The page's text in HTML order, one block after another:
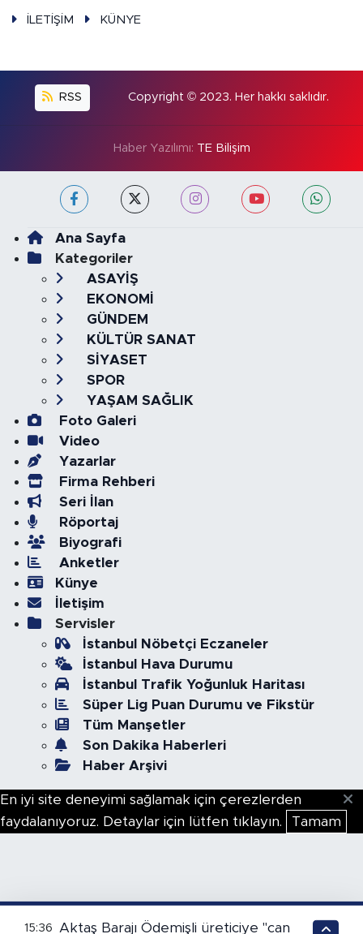
İLETİŞİM KÜNYE
RSS Copyright © 2023. Her hakkı saklıdır.
Haber Yazılımı: TE Bilişim
Ana Sayfa
Kategoriler
ASAYİŞ
EKONOMİ
GÜNDEM
KÜLTÜR SANAT
SİYASET
SPOR
YAŞAM SAĞLIK
Foto Galeri
Video
Yazarlar
Firma Rehberi
Seri İlan
Röportaj
Biyografi
Anketler
Künye
İletişim
Servisler
İstanbul Nöbetçi Eczaneler
İstanbul Hava Durumu
İstanbul Trafik Yoğunluk Haritası
Süper Lig Puan Durumu ve Fikstür
Tüm Manşetler
Son Dakika Haberleri
Haber Arşivi
En iyi site deneyimi sağlamak için çerezlerden
faydalanıyoruz. Detaylar için lütfen tıklayın.
Tamam
15:36 Aktaş Barajı Ödemişli üreticiye "can